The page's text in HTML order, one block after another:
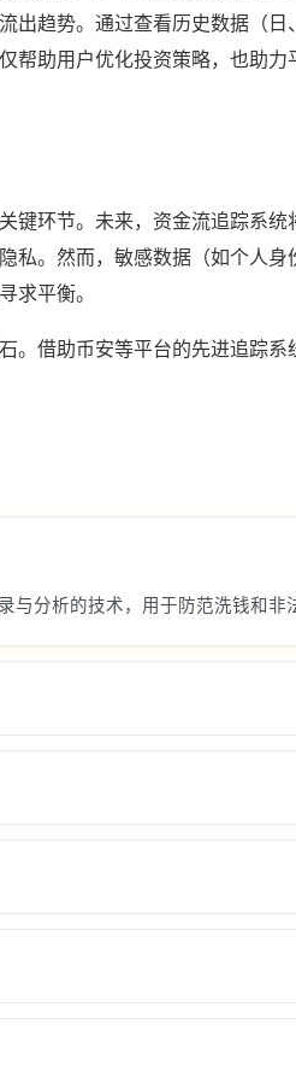
出趋势。通过查看历史数据（日
帮助用户优化投资策略，也助力
键环节。未来，资金流追踪系统
私。然而，敏感数据（如个人身
求平衡。
。借助币安等平台的先进追踪系
分析的技术，用于防范洗钱和非